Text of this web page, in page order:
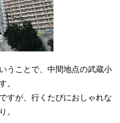
うことで、中間地点の武蔵小
。
すが、行くたびにおしゃれな
。